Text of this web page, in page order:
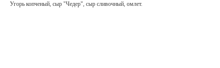
Угорь копченый, сыр "Чедер", сыр сливочный, омлет.